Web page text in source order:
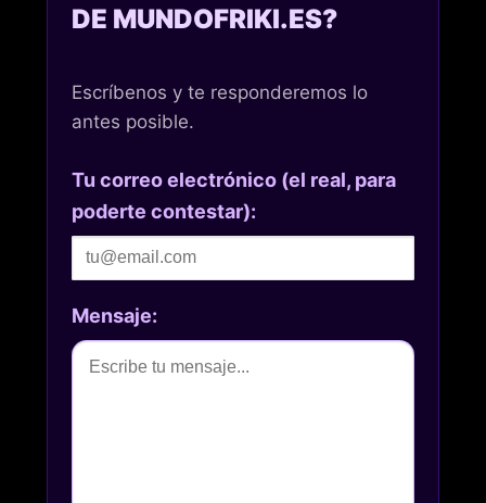
DE MUNDOFRIKI.ES?
Escríbenos y te responderemos lo
antes posible.
Tu correo electrónico (el real, para
poderte contestar):
Mensaje: